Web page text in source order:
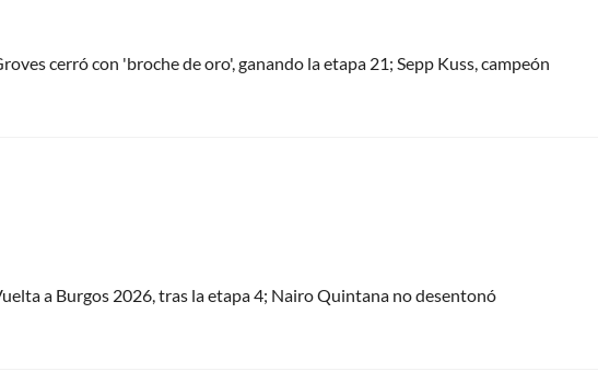
cerró con 'broche de oro', ganando la etapa 21; Sepp Kuss, campeón
a Burgos 2026, tras la etapa 4; Nairo Quintana no desentonó